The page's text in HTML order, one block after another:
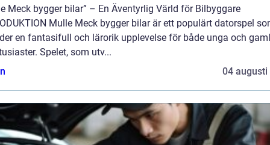
Meck bygger bilar” – En Äventyrlig Värld för Bilbyggare
Mulle Meck bygger bilar är ett populärt datorspel
en fantasifull och lärorik upplevelse för både unga och
Spelet, som utv...
04 augusti